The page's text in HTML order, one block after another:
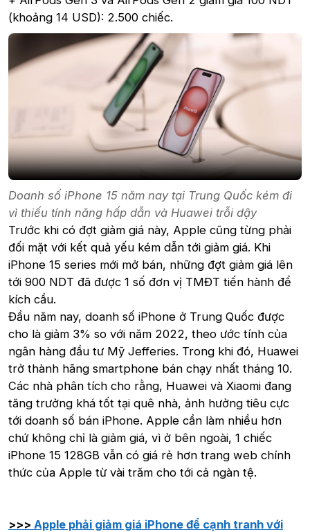
(khoảng 14 USD): 2.500 chiếc.
Doanh số iPhone 15 năm nay tại Trung Quốc kém đi
vì thiếu tính năng hấp dẫn và Huawei trỗi dậy
Trước khi có đợt giảm giá này, Apple cũng từng phải
đối mặt với kết quả yếu kém dẫn tới giảm giá. Khi
iPhone 15 series mới mở bán, những đợt giảm giá lên
tới 900 NDT đã được 1 số đơn vị TMĐT tiến hành để
kích cầu.
Đầu năm nay, doanh số iPhone ở Trung Quốc được
cho là giảm 3% so với năm 2022, theo ước tính của
ngân hàng đầu tư Mỹ Jefferies. Trong khi đó, Huawei
trở thành hãng smartphone bán chạy nhất tháng 10.
Các nhà phân tích cho rằng, Huawei và Xiaomi đang
tăng trưởng khá tốt tại quê nhà, ảnh hưởng tiêu cực
tới doanh số bán iPhone. Apple cần làm nhiều hơn
chứ không chỉ là giảm giá, vì ở bên ngoài, 1 chiếc
iPhone 15 128GB vẫn có giá rẻ hơn trang web chính
thức của Apple từ vài trăm cho tới cả ngàn tệ.
>>> Apple phải giảm giá iPhone để cạnh tranh với